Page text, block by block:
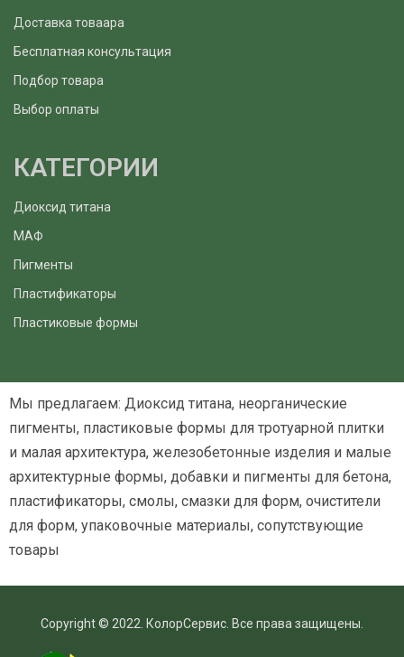
Доставка товаара
Бесплатная консультация
Подбор товара
Выбор оплаты
КАТЕГОРИИ
Диоксид титана
МАФ
Пигменты
Пластификаторы
Пластиковые формы
Мы предлагаем: Диоксид титана, неорганические
пигменты, пластиковые формы для тротуарной плитки
и малая архитектура, железобетонные изделия и малые
архитектурные формы, добавки и пигменты для бетона,
пластификаторы, смолы, смазки для форм, очистители
для форм, упаковочные материалы, сопутствующие
товары
Copyright © 2022. КолорСервис. Все права защищены.